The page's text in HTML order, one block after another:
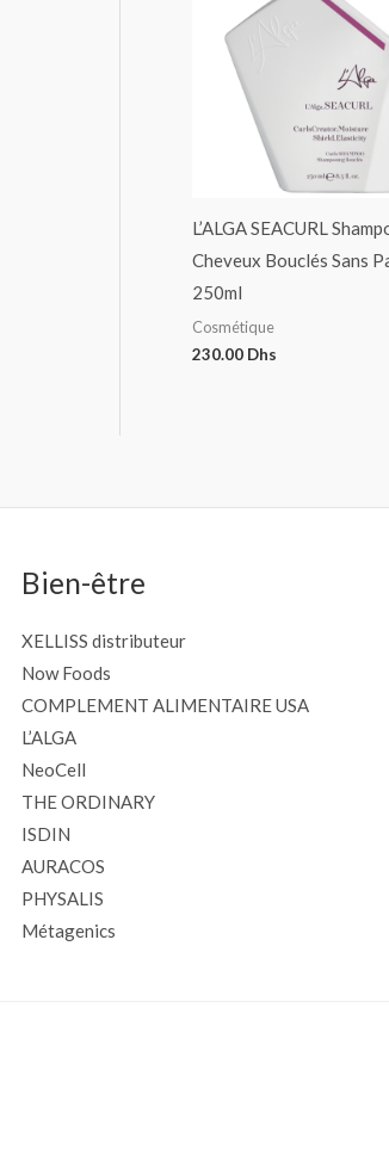
L’ALGA SEACURL
Cheveux Bouclés Sans
250ml
Cosmétique
230.00 Dhs
Bien-être
XELLISS distributeur
Now Foods
COMPLEMENT ALIMENTAIRE USA
L’ALGA
NeoCell
THE ORDINARY
ISDIN
AURACOS
PHYSALIS
Métagenics